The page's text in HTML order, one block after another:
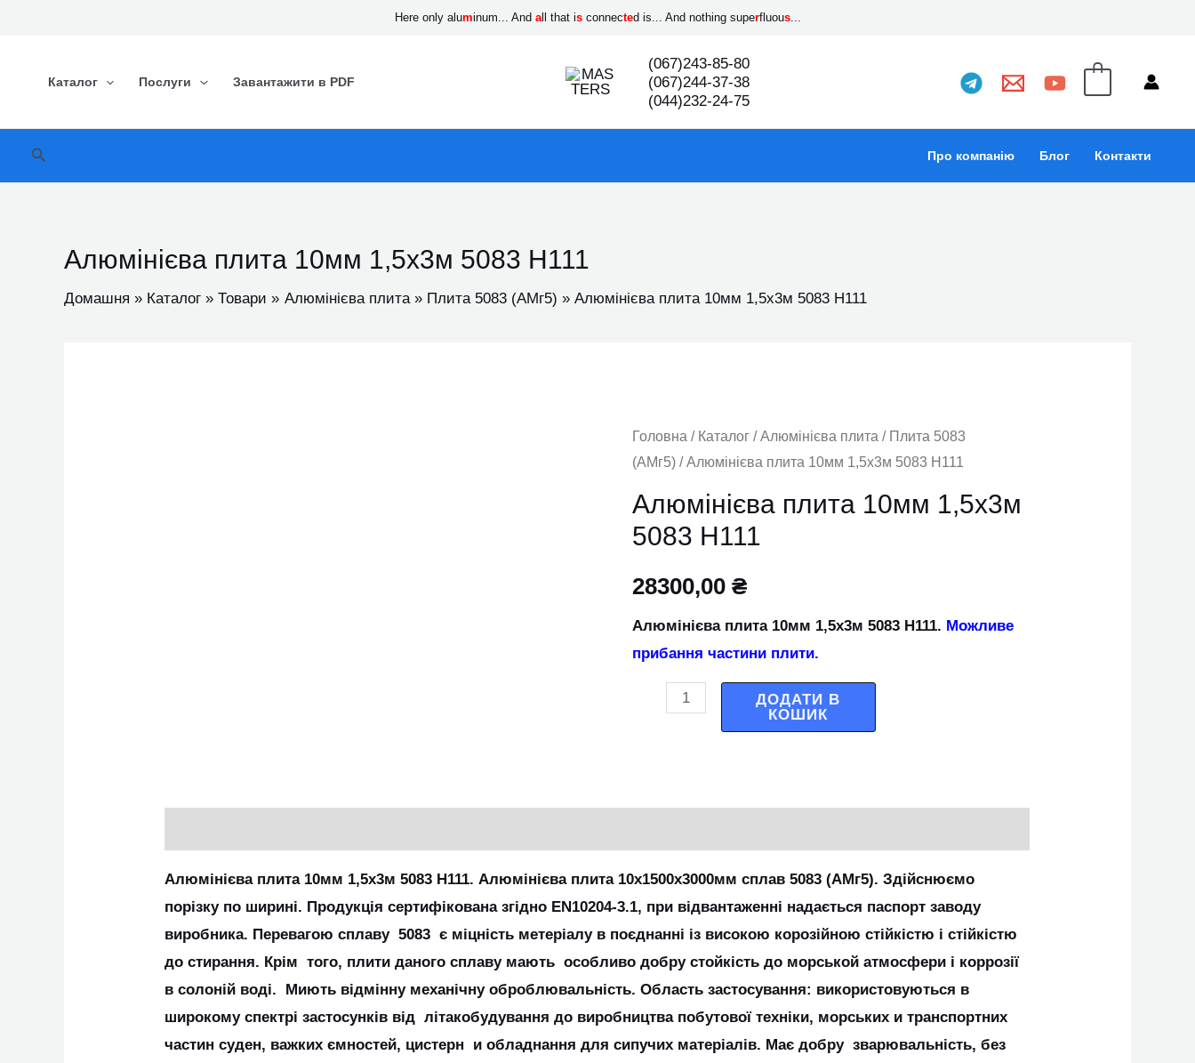
Here only aluminum... And all that isconnected is... And nothing superfluous...
Каталог Послуги Завантажити в PDF
(067)243-85-80
(067)244-37-38
(044)232-24-75
Пошук Про компанію Блог Контакти
Алюмінієва плита 10мм 1,5х3м 5083 Н111
Домашня Каталог Товари Алюмінієва плита Плита 5083 (АМг5) Алюмінієва плита 10мм 1,5х3м 5083 Н111
Головна / Каталог/Алюмінієва плита / Плита 5083
(АМг5)/ Алюмінієва плита 10мм 1,5х3м 5083 Н111
Алюмінієва плита 10мм 1,5х3м
5083 Н111
28300,00 ₴
Алюмінієва плита 10мм 1,5х3м 5083 Н111. Можливе
прибання частини плити.
Алюмінієва
плита
10мм
1,5х3м
5083
ДОДАТИ В
КОШИК
Алюмінієва плита 10мм 1,5х3м 5083 Н111. Алюмінієва плита 10х1500х3000мм сплав 5083 (АМг5). Здійснюємо
порізку по ширині. Продукція сертифікована згідно EN10204-3.1, при відвантаженні надається паспорт заводу
виробника. Перевагою сплаву 5083 є міцність метеріалу в поєднанні із високою корозійною стійкістю і стійкістю
до стирання. Крім того, плити даного сплаву мають особливо добру стойкість до морськой атмосфери і коррозії
в солоній воді. Миють відмінну механічну оброблювальність. Область застосування: використовуються в
широкому спектрі застосунків від літакобудування до виробництва побутової техніки, морських и транспортних
частин суден, важких ємностей, цистерн и обладнання для сипучих матеріалів. Має добру зварювальність, без